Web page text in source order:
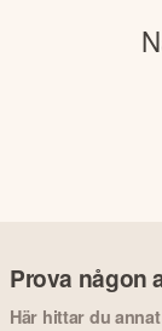
Prova någon
Här hittar du